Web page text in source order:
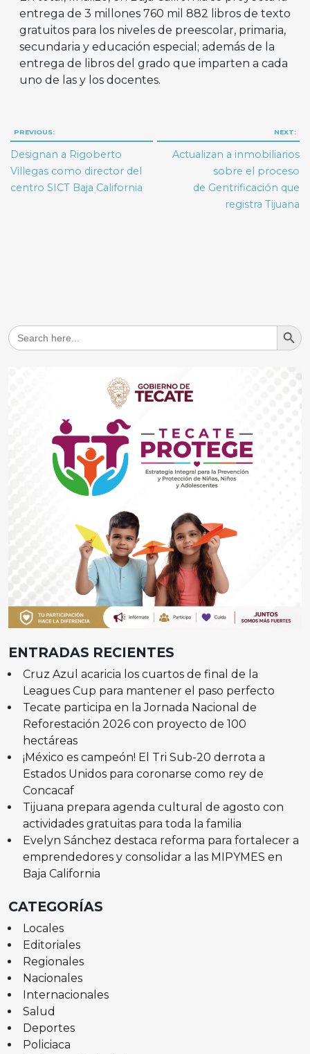
entrega de 3 millones 760 mil 882 libros de texto
gratuitos para los niveles de preescolar, primaria,
secundaria y educación especial; además de la
entrega de libros del grado que imparten a cada
uno de las y los docentes.
Navegación
de
entradas
PREVIOUS:
Designan a Rigoberto
Villegas como director del
centro SICT Baja California
NEXT:
Actualizan a inmobiliarios
sobre el proceso
de Gentrificación que
registra Tijuana
Search
for:
Search
ENTRADAS RECIENTES
Cruz Azul acaricia los cuartos de final de la
Leagues Cup para mantener el paso perfecto
Tecate participa en la Jornada Nacional de
Reforestación 2026 con proyecto de 100
hectáreas
¡México es campeón! El Tri Sub-20 derrota a
Estados Unidos para coronarse como rey de
Concacaf
Tijuana prepara agenda cultural de agosto con
actividades gratuitas para toda la familia
Evelyn Sánchez destaca reforma para fortalecer a
emprendedores y consolidar a las MIPYMES en
Baja California
CATEGORÍAS
Locales
Editoriales
Regionales
Nacionales
Internacionales
Salud
Deportes
Policiaca